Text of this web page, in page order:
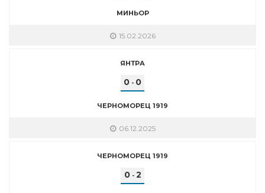
МИНЬОР
15.02.2026
ЯНТРА
0 - 0
ЧЕРНОМОРЕЦ 1919
06.12.2025
ЧЕРНОМОРЕЦ 1919
0- 2